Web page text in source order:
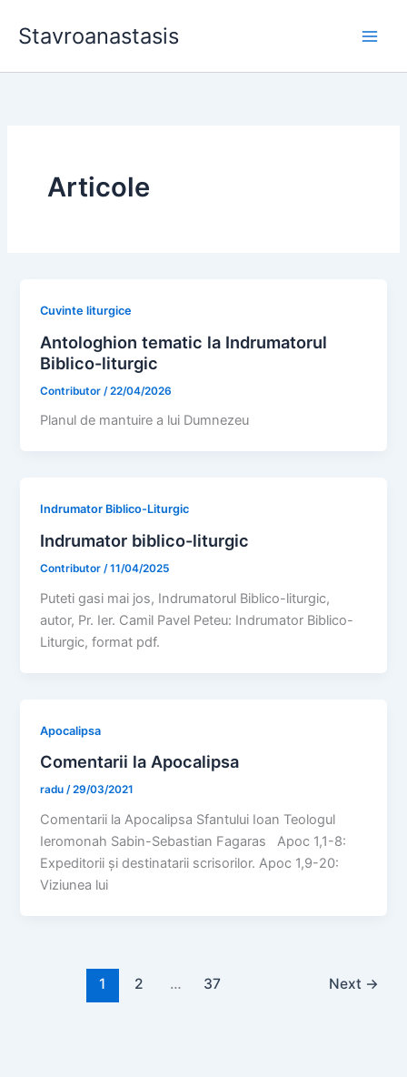
Stavroanastasis
Articole
Cuvinte liturgice
Antologhion tematic la Indrumatorul
Biblico-liturgic
Contributor /22/04/2026
Planul de mantuire a lui Dumnezeu
Indrumator Biblico-Liturgic
Indrumator biblico-liturgic
Contributor/11/04/2025
Puteti gasi mai jos, Indrumatorul Biblico-liturgic,
autor, Pr. Ier. Camil Pavel Peteu: Indrumator Biblico-
Liturgic, format pdf.
Apocalipsa
Comentarii la Apocalipsa
radu/29/03/2021
Comentarii la Apocalipsa Sfantului Ioan Teologul
Ieromonah Sabin-Sebastian Fagaras Apoc 1,1-8:
Expeditorii și destinatarii scrisorilor. Apoc 1,9-20:
Viziunea lui
1 2 … 37 Next →